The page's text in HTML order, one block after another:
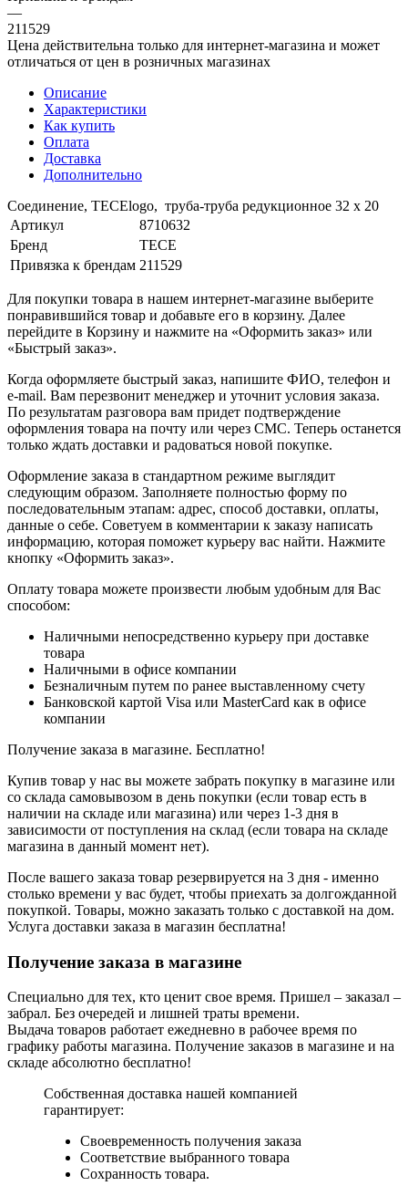
—
211529
Цена действительна только для интернет-магазина и может
отличаться от цен в розничных магазинах
Описание
Характеристики
Как купить
Оплата
Доставка
Дополнительно
Соединение, TECElogo, труба-труба редукционное 32 х 20
Артикул
8710632
Бренд
TECE
Привязка к брендам 211529
Для покупки товара в нашем интернет-магазине выберите
понравившийся товар и добавьте его в корзину. Далее
перейдите в Корзину и нажмите на «Оформить заказ» или
«Быстрый заказ».
Когда оформляете быстрый заказ, напишите ФИО, телефон и
e-mail. Вам перезвонит менеджер и уточнит условия заказа.
По результатам разговора вам придет подтверждение
оформления товара на почту или через СМС. Теперь останется
только ждать доставки и радоваться новой покупке.
Оформление заказа в стандартном режиме выглядит
следующим образом. Заполняете полностью форму по
последовательным этапам: адрес, способ доставки, оплаты,
данные о себе. Советуем в комментарии к заказу написать
информацию, которая поможет курьеру вас найти. Нажмите
кнопку «Оформить заказ».
Оплату товара можете произвести любым удобным для Вас
способом:
Наличными непосредственно курьеру при доставке
товара
Наличными в офисе компании
Безналичным путем по ранее выставленному счету
Банковской картой Visa или MasterCard как в офисе
компании
Получение заказа в магазине. Бесплатно!
Купив товар у нас вы можете забрать покупку в магазине или
со склада самовывозом в день покупки (если товар есть в
наличии на складе или магазина) или через 1-3 дня в
зависимости от поступления на склад (если товара на складе
магазина в данный момент нет).
После вашего заказа товар резервируется на 3 дня - именно
столько времени у вас будет, чтобы приехать за долгожданной
покупкой. Товары, можно заказать только с доставкой на дом.
Услуга доставки заказа в магазин бесплатна!
Получение заказа в магазине
Специально для тех, кто ценит свое время. Пришел – заказал –
забрал. Без очередей и лишней траты времени.
Выдача товаров работает ежедневно в рабочее время по
графику работы магазина. Получение заказов в магазине и на
складе абсолютно бесплатно!
Собственная доставка нашей компанией
гарантирует:
Своевременность получения заказа
Соответствие выбранного товара
Сохранность товара.